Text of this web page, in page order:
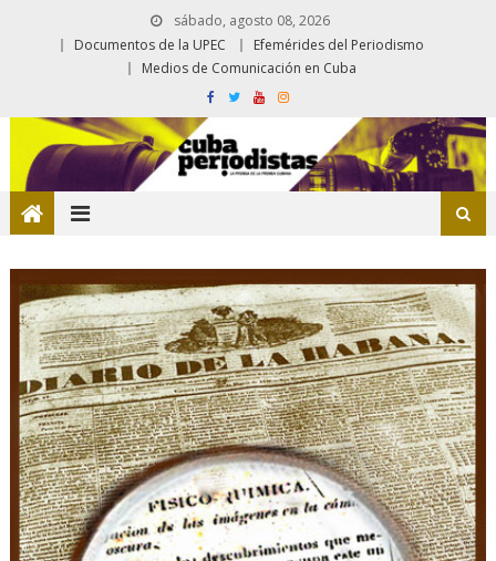
sábado, agosto 08, 2026
Documentos de la UPEC
Efemérides del Periodismo
Medios de Comunicación en Cuba